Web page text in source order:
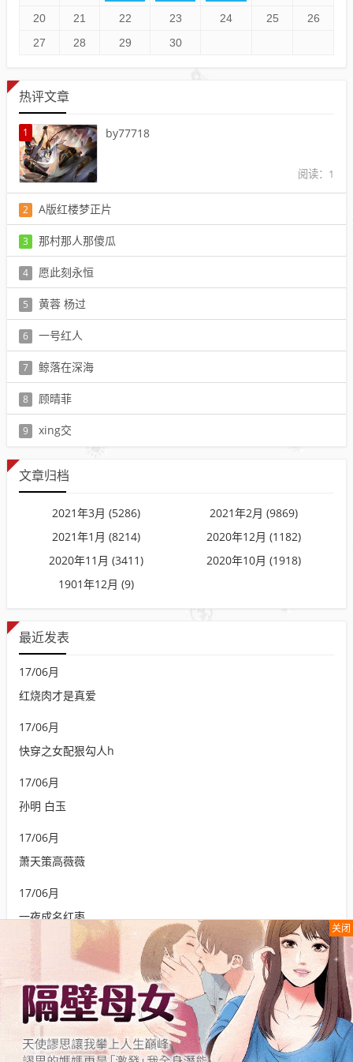
20
21 22 23 24 25
26
27
28 29 30
热评文章
1 by77718
阅读：1
2 A版红楼梦正片
3 那村那人那傻瓜
4 愿此刻永恒
5 黄蓉 杨过
6 一号红人
7 鲸落在深海
8 顾晴菲
9 xing交
文章归档
2021年3月 (5286)
2021年2月 (9869)
2021年1月 (8214)
2020年12月 (1182)
2020年11月 (3411)
2020年10月 (1918)
1901年12月 (9)
最近发表
17/06月
红烧肉才是真爱
17/06月
快穿之女配狠勾人h
17/06月
孙明 白玉
17/06月
萧天策高薇薇
17/06月
一夜成名红枣
17/06月
少年阿斌文说读目录
女性日记苏ICP备2020058078号苏ICP备2020058078号
关闭